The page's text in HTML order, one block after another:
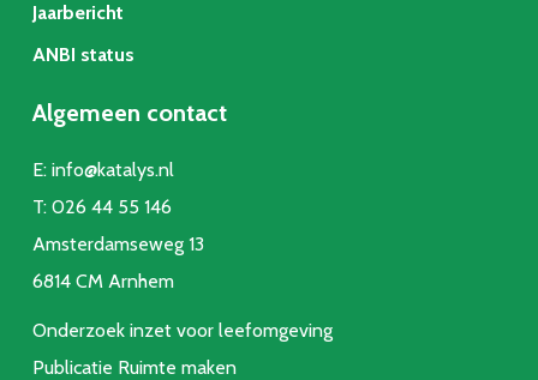
Jaarbericht
ANBI status
Algemeen contact
E: info@katalys.nl
T: 026 44 55 146
Amsterdamseweg 13
6814 CM Arnhem
Onderzoek inzet voor leefomgeving
Publicatie Ruimte maken